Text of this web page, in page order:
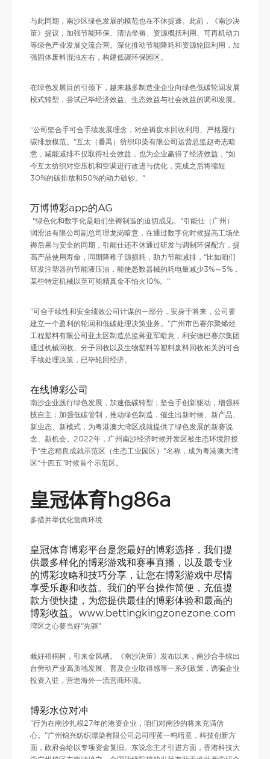
与此同期，南沙区绿色发展的模范也在不休提速。此前，《南沙决
策》提议，加强节能环保、清洁坐褥、资源概括利用、可再机动力
等绿色产业发展交流合营。深化推动节能降耗和资源轮回利用，加
强固体废料混浊左右，构建低碳环保园区。
在绿色发展目的引颈下，越来越多制造业企业向绿色低碳轮回发展
模式转型，尝试已毕经济效益、生态效益与社会效益的调和发展。
“公司坚合手可合手续发展理念，对坐褥废水回收利用、严格履行
碳排放模范。”互太（番禺）纺织印染有限公司运营总监赵奇志暗
意，减能减排不仅取得社会效益，也为企业赢得了经济效益，“如
今互太纺织对空压机和空调进行改进与优化，完成之后将缩短
30%的碳排放和50%的动力破钞。”
万博博彩app的AG
“绿色化和数字化是咱们坐褥制造的迫切成见。”引能仕（广州）
润滑油有限公司副总司理龙岗暗意，在通过数字化时候提高工场坐
褥后果与安全的同期，引能仕还不休通过研发与调制环保配方，提
高产品使用寿命，同期降稚子源损耗，助力节能减排，“比如咱们
研发注塑器的节能液压油，能使悉数器械的耗电量减少3%～5%，
某些特定机械以至可能精真金不怕火10%。”
“可合手续性和安全绩效公司计谋的一部分，安身于将来，公司要
建立一个盈利的轮回和低碳处理决策业务。”广州市巴赛尔聚烯烃
工程塑料有限公司亚太区制造总监蒋亚军暗意，利安德巴赛尔集团
通过机械回收、分子回收以及生物塑料等塑料废料回收相关的可合
手续处理决策，已毕轮回经济。
在线博彩公司
南沙企业践行绿色发展，加速低碳转型；坚合手创新驱动，增强科
技自主；加强低碳管制，推动绿色制造，催生出新时候、新产品、
新业态、新模式，为粤港澳大湾区成就提供了绿色发展的新赛说
念、新机会。2022年，广州南沙经济时候开发区被生态环境部授
予“生态精良成就示范区（生态工业园区）”名称，成为粤港澳大湾
区“十四五”时候首个示范区。
皇冠体育hg86a
多措并举优化营商环境
皇冠体育博彩平台是您最好的博彩选择，我们提
供最多样化的博彩游戏和赛事直播，以及最专业
的博彩攻略和技巧分享，让您在博彩游戏中尽情
享受乐趣和收益。我们的平台操作简便，充值提
款方便快捷，为您提供最佳的博彩体验和最高的
博彩收益。www.bettingkingzonezone.com
湾区之心要当好“先驱”
栽好梧桐树，引来金凤栖。《南沙决策》发布以来，南沙合手续出
台劳动产业高质地发展、普及企业取得感等一系列政策，诱骗企业
投资入驻，营造海外一流营商环境。
博彩水位对冲
“行为在南沙扎根27年的港资企业，咱们对南沙的将来充满信
心。”广州锦兴纺织漂染有限公司总司理黄一鸣暗意，科技创新方
面，政府会给以专项资金复旧。东说念主才引进方面，香港科技大